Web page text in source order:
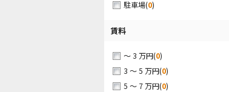
駐車場(0)
賃料
～ 3 万円(0)
3 ～ 5 万円(0)
5 ～ 7 万円(0)